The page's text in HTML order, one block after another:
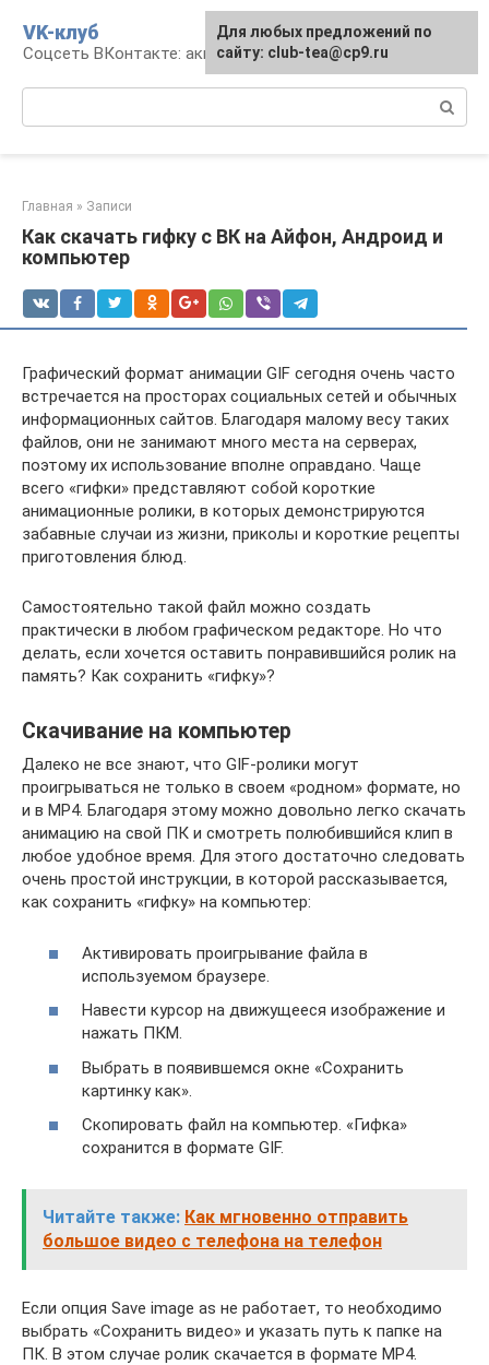
контенту
VK-клуб
Соцсеть ВКонтакте: аккаунт, общение, досуг
Главная » Записи
Как скачать гифку с ВК на Айфон, Андроид и
компьютер
Графический формат анимации GIF сегодня очень часто
встречается на просторах социальных сетей и обычных
информационных сайтов. Благодаря малому весу таких
файлов, они не занимают много места на серверах,
поэтому их использование вполне оправдано. Чаще
всего «гифки» представляют собой короткие
анимационные ролики, в которых демонстрируются
забавные случаи из жизни, приколы и короткие рецепты
приготовления блюд.
Самостоятельно такой файл можно создать
практически в любом графическом редакторе. Но что
делать, если хочется оставить понравившийся ролик на
память? Как сохранить «гифку»?
Скачивание на компьютер
Далеко не все знают, что GIF-ролики могут
проигрываться не только в своем «родном» формате, но
и в MP4. Благодаря этому можно довольно легко скачать
анимацию на свой ПК и смотреть полюбившийся клип в
любое удобное время. Для этого достаточно следовать
очень простой инструкции, в которой рассказывается,
как сохранить «гифку» на компьютер:
Активировать проигрывание файла в
используемом браузере.
Навести курсор на движущееся изображение и
нажать ПКМ.
Выбрать в появившемся окне «Сохранить
картинку как».
Скопировать файл на компьютер. «Гифка»
сохранится в формате GIF.
Читайте также: Как мгновенно отправить
большое видео с телефона на телефон
Если опция Save image as не работает, то необходимо
выбрать «Сохранить видео» и указать путь к папке на
ПК. В этом случае ролик скачается в формате MP4.
Для любых предложений по
сайту: club-tea@cp9.ru